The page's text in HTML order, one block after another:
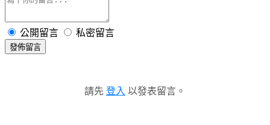
公開留言 私密留言
發佈留言
請先 登入 以發表留言。